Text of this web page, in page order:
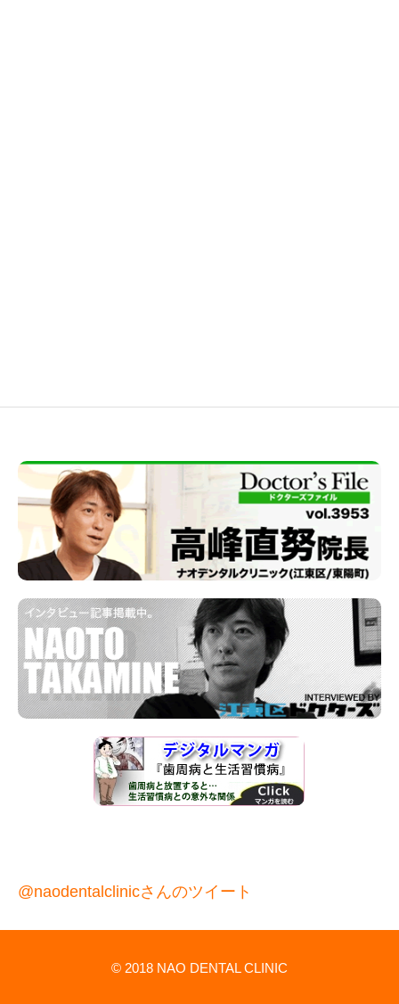
@naodentalclinicさんのツイート
© 2018 NAO DENTAL CLINIC